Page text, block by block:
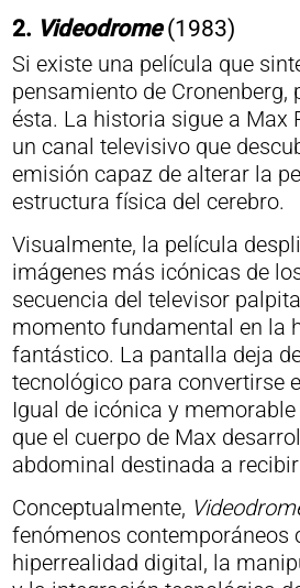
2. Videodrome (1983)
Si existe una película que
pensamiento de Cronenberg,
ésta. La historia sigue a Max
un canal televisivo que
emisión capaz de alterar la
estructura física del cerebro.
Visualmente, la película
imágenes más icónicas de
secuencia del televisor
momento fundamental en la
fantástico. La pantalla deja
tecnológico para convertirse
Igual de icónica y
que el cuerpo de Max
abdominal destinada a
Conceptualmente,
fenómenos contemporáneos
hiperrealidad digital, la